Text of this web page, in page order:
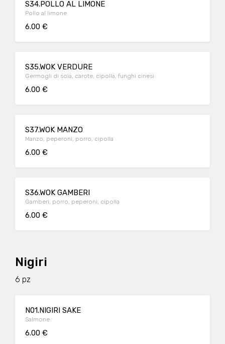
S34.POLLO AL LIMONE
Pollo al limone
6.00 €
S35.WOK VERDURE
Germogli di soia, carote, cipolla, funghi cinesi
6.00 €
S37.WOK MANZO
Manzo, peperoni, porro, cipolla
6.00 €
S36.WOK GAMBERI
Gamberi, porro, peperoni, cipolla
6.00 €
Nigiri
6 pz
N01.NIGIRI SAKE
Salmone
6.00 €